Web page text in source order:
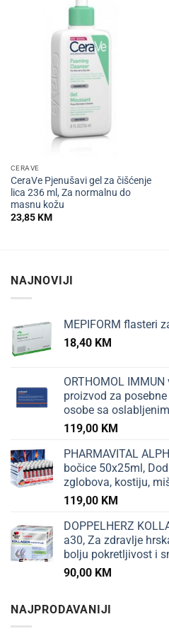
CERAVE
CeraVe Pjenušavi gel za čišćenje
lica 236 ml, Za normalnu do
masnu kožu
23,85KM
NAJNOVIJI
MEPIFORM flasteri
18,40 KM
ORTHOMOL
proizvod za
osobe sa
119,00 KM
PHARMAVITAL
bočice 50x25ml,
zglobova, kostiju,
119,00 KM
DOPPELHERZ
a30, Za zdravlje
bolju pokretljivost i
90,00 KM
NAJPRODAVANIJI